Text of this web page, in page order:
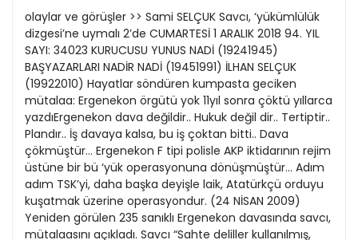
Evleniyoruz
Güney Dogu
Kitap Eki
Özel Ekler
Özel Okullar
Sevgililer Günü
Siyaset Eki
Sürdürülebilir yaşam
1991
1990
1989
1988
1987
1986
1985
1984
19
20
21
22
23
24
25
26
11
12
13
14
15
16
17
18
olaylar ve görüşler >> Sami SELÇUK Savcı, ‘yükümlülük
dizgesi’ne uymalı 2’de CUMARTESİ 1 ARALIK 2018 94. YIL
SAYI: 34023 KURUCUSU YUNUS NADİ (19241945)
BAŞYAZARLARI NADİR NADİ (19451991) İLHAN SELÇUK
(19922010) Hayatlar söndüren kumpasta geciken
mütalaa: Ergenekon örgütü yok 11yıl sonra çöktü yıllarca
yazdıErgenekon dava değildir.. Hukuk değil dir.. Tertiptir..
Plandır.. İş davaya kalsa, bu iş çoktan bitti.. Dava
çökmüştür... Ergenekon F tipi polisle AKP iktidarının rejim
üstüne bir bü ‘yük operasyonuna dönüşmüştür... Adım
adım TSK’yi, daha başka deyişle laik, Atatürkçü orduyu
kuşatmak üzerine operasyondur. (24 NİSAN 2009)
Yeniden görülen 235 sanıklı Ergenekon davasında savcı,
mütalaasını açıkladı. Savcı “Sahte deliller kullanılmış,